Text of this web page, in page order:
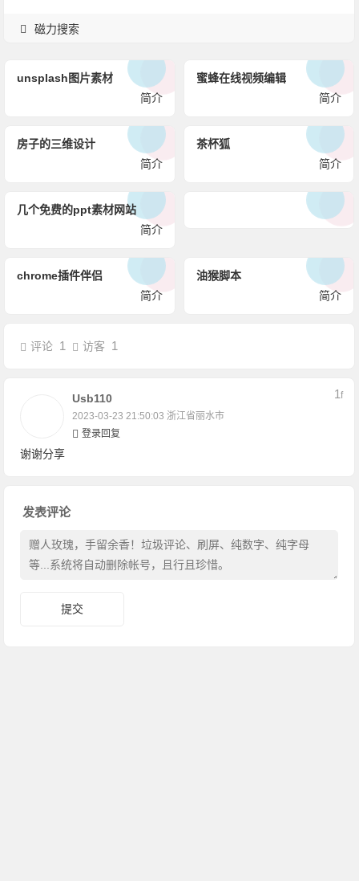
磁力搜索
unsplash图片素材
简介
蜜蜂在线视频编辑
简介
房子的三维设计
简介
茶杯狐
简介
几个免费的ppt素材网站
简介
chrome插件伴侣
简介
油猴脚本
简介
评论 1 访客 1
Usb110
2023-03-23 21:50:03 浙江省丽水市
1F
登录回复
谢谢分享
发表评论